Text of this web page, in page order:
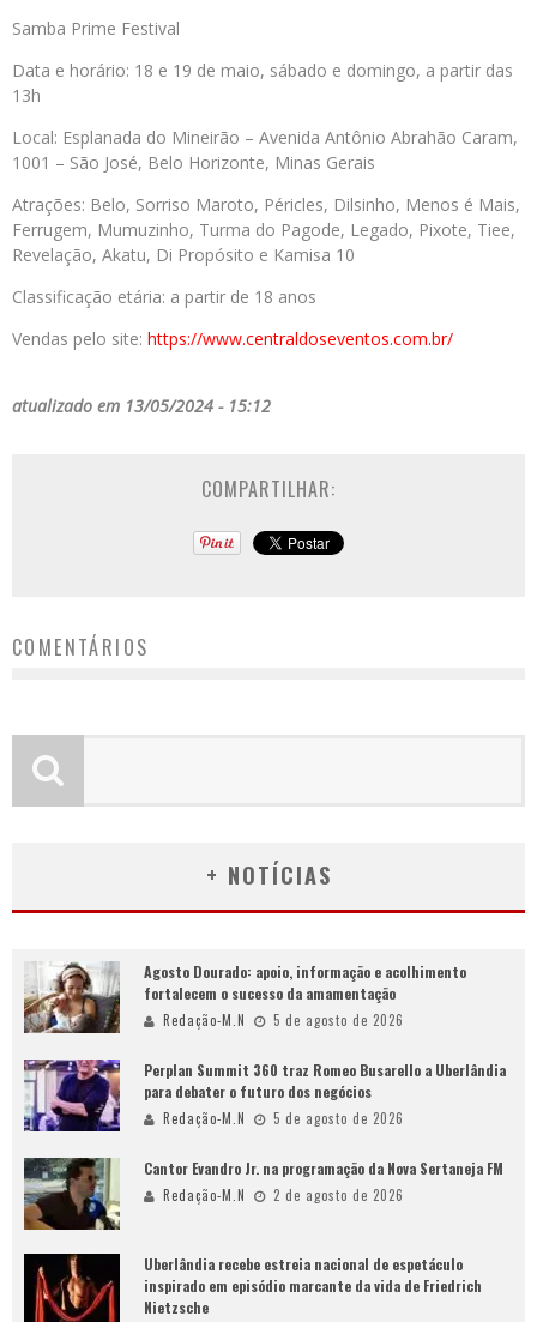
Samba Prime Festival
Data e horário: 18 e 19 de maio, sábado e domingo, a partir das
13h
Local: Esplanada do Mineirão – Avenida Antônio Abrahão Caram,
1001 – São José, Belo Horizonte, Minas Gerais
Atrações: Belo, Sorriso Maroto, Péricles, Dilsinho, Menos é Mais,
Ferrugem, Mumuzinho, Turma do Pagode, Legado, Pixote, Tiee,
Revelação, Akatu, Di Propósito e Kamisa 10
Classificação etária: a partir de 18 anos
Vendas pelo site: https://www.centraldoseventos.com.br/
atualizado em 13/05/2024 - 15:12
COMPARTILHAR:
COMENTÁRIOS
+ NOTÍCIAS
Agosto Dourado: apoio, informação e acolhimento
fortalecem o sucesso da amamentação
Redação-M.N 5 de agosto de 2026
Perplan Summit 360 traz Romeo Busarello a Uberlândia
para debater o futuro dos negócios
Redação-M.N 5 de agosto de 2026
Cantor Evandro Jr. na programação da Nova Sertaneja FM
Redação-M.N 2 de agosto de 2026
Uberlândia recebe estreia nacional de espetáculo
inspirado em episódio marcante da vida de Friedrich
Nietzsche